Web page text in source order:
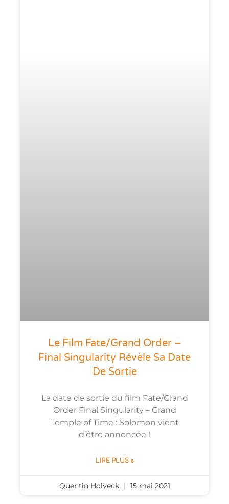
Le Film Fate/Grand Order –
Final Singularity Révèle Sa Date
De Sortie
La date de sortie du film Fate/Grand
Order Final Singularity – Grand
Temple of Time : Solomon vient
d’être annoncée !
LIRE PLUS »
Quentin Holveck 15 mai 2021